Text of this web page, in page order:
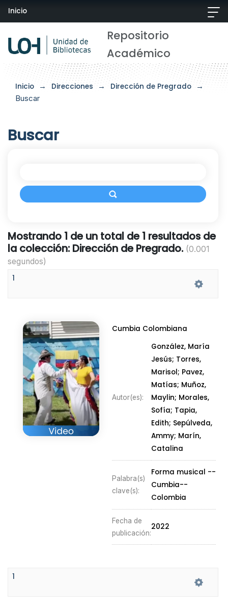
Inicio
Repositorio
Académico
Inicio → Direcciones → Dirección de Pregrado
→
Buscar
Buscar
Mostrando 1 de un total de 1 resultados de
la colección: Dirección de Pregrado. (0.001
segundos)
1
Cumbia Colombiana
Autor(es):
González, María
Jesús; Torres,
Marisol; Pavez,
Matías; Muñoz,
Maylin; Morales,
Sofía; Tapia,
Edith; Sepúlveda,
Ammy; Marín,
Catalina
Palabra(s)
clave(s):
Forma musical --
Cumbia--
Colombia
Fecha de
publicación:
2022
1